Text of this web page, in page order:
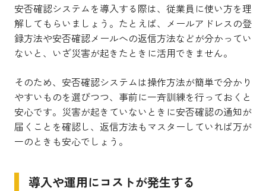
安否確認システムを導入する際は、従業員に使い方を理
解してもらいましょう。たとえば、メールアドレスの登
録方法や安否確認メールへの返信方法などが分かってい
ないと、いざ災害が起きたときに活用できません。
そのため、安否確認システムは操作方法が簡単で分かり
やすいものを選びつつ、事前に一斉訓練を行っておくと
安心です。災害が起きていないときに安否確認の通知が
届くことを確認し、返信方法もマスターしていれば万が
一のときも安心でしょう。
導入や運用にコストが発生する